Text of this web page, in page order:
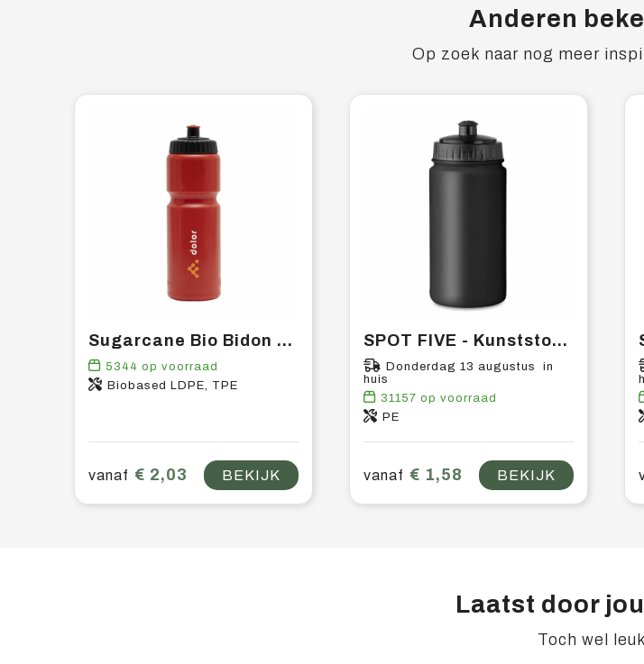
Anderen
Op zoek naar nog meer
Sugarcane Bio Bidon 750 ml
5344 op voorraad
Biobased LDPE, TPE
vanaf € 2,03 BEKIJK
SPOT FIVE - Kunststof drinkfles 500 ml
Donderdag 13 augustus in
huis
31157 op voorraad
PE
vanaf € 1,58 BEKIJK
Laatst door
Toch wel